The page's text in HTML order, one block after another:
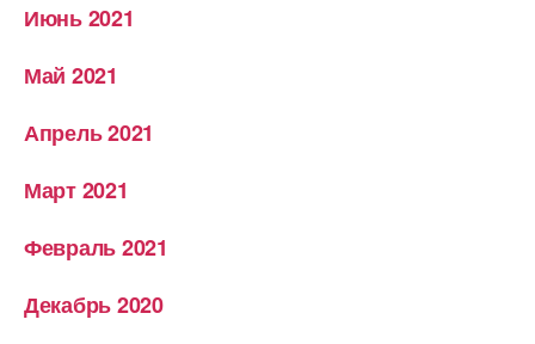
Июнь 2021
Май 2021
Апрель 2021
Март 2021
Февраль 2021
Декабрь 2020